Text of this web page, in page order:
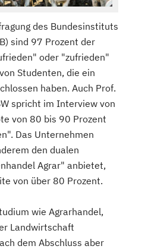
des Bundesinstituts
sind 97 Prozent der
oder "zufrieden"
Studenten, die ein
haben. Auch Prof.
spricht im Interview von
von 80 bis 90 Prozent
Das Unternehmen
den dualen
Agrar" anbietet,
von über 80 Prozent.
wie Agrarhandel,
Landwirtschaft
dem Abschluss aber